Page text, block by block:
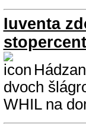
Iuventa
dvoch
WHIL na